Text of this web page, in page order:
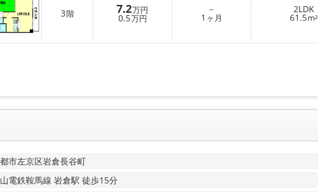
3階 7.2万円
0.5万円
－
1 ヶ月
2LDK
61.5m²
市左京区岩倉長谷町
電鉄鞍馬線 岩倉駅 徒歩15分